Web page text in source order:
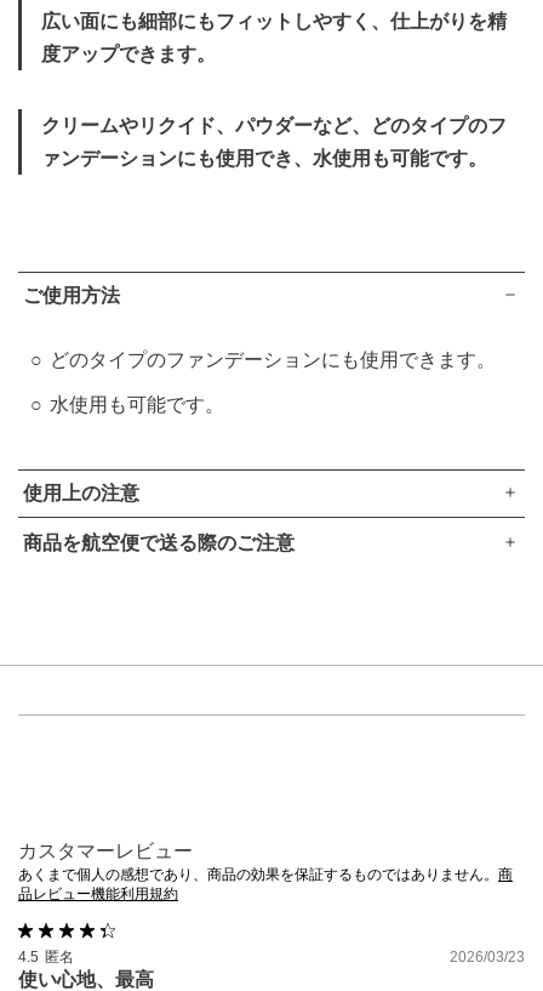
広い面にも細部にもフィットしやすく、仕上がりを精
度アップできます。
クリームやリクイド、パウダーなど、どのタイプのフ
ァンデーションにも使用でき、水使用も可能です。
ご使用方法
どのタイプのファンデーションにも使用できます。
水使用も可能です。
使用上の注意
美しい仕上がりのために、スポンジはいつも清潔にしてお使
まり、色が落ちにくくなることがございます。きちんと洗って乾かし
ていただければ、スポンジに色残りがある場合でも使用上問題はござ
いませんのでご安心ください。
商品を航空便で送る際のご注意
アルコール24％以下
可燃性固体に該当しない​
カスタマーレビュー
あくまで個人の感想であり、商品の効果を保証するものではありません。 商
品レビュー機能利用規約
4.5 匿名 2026/03/23
使い心地、最高